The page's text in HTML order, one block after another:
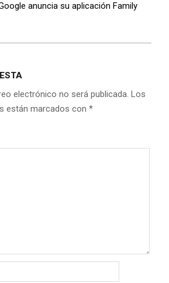
anuncia su aplicación Family
electrónico no será publicada. Los
están marcados con *